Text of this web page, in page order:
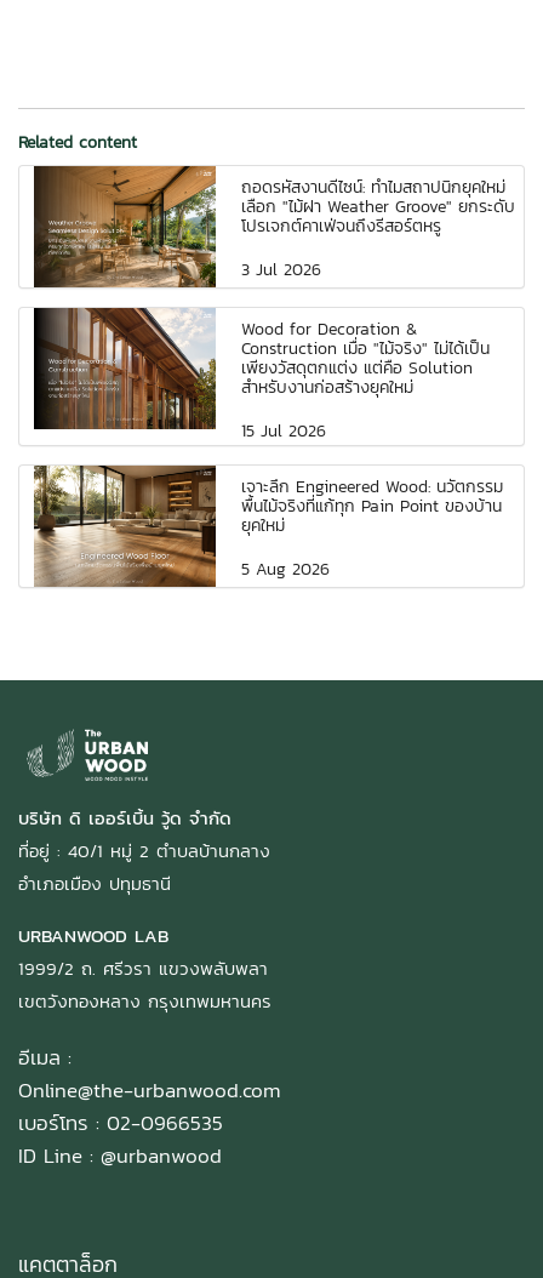
Related content
ถอดรหัสงานดีไซน์: ทำไมสถาปนิกยุคใหม่
เลือก "ไม้ฝา Weather Groove" ยกระดับ
โปรเจกต์คาเฟ่จนถึงรีสอร์ตหรู
3 Jul 2026
Wood for Decoration &
Construction เมื่อ "ไม้จริง" ไม่ได้เป็น
เพียงวัสดุตกแต่ง แต่คือ Solution
สำหรับงานก่อสร้างยุคใหม่
15 Jul 2026
เจาะลึก Engineered Wood: นวัตกรรม
พื้นไม้จริงที่แก้ทุก Pain Point ของบ้าน
ยุคใหม่
5 Aug 2026
บริษัท ดิ เออร์เบิ้น วู้ด จำกัด
ที่อยู่ : 40/1 หมู่ 2 ตำบลบ้านกลาง
อำเภอเมือง ปทุมธานี
URBANWOOD LAB
1999/2 ถ. ศรีวรา แขวงพลับพลา
เขตวังทองหลาง กรุงเทพมหานคร
อีเมล :
Online@the-urbanwood.com
เบอร์โทร : 02-0966535
ID Line : @urbanwood
แคตตาล็อก